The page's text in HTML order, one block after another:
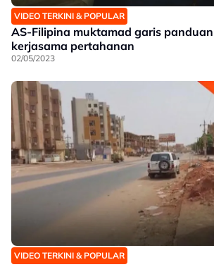
VIDEO TERKINI & POPULAR
AS-Filipina muktamad garis
kerjasama pertahanan
02/05/2023
VIDEO TERKINI & POPULAR